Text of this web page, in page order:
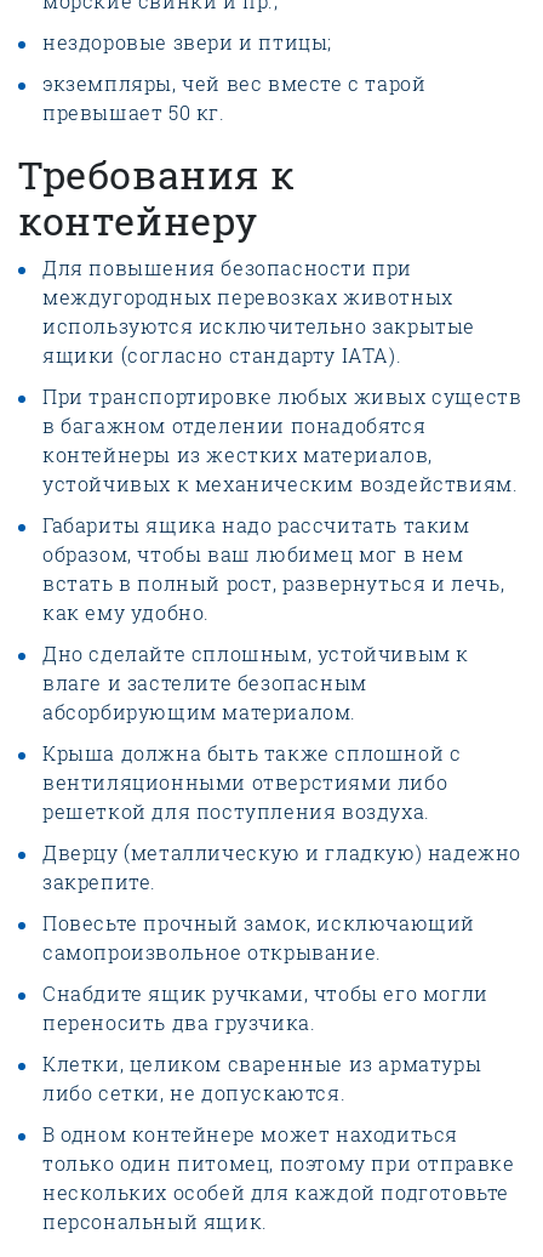
нездоровые звери и птицы;
экземпляры, чей вес вместе с тарой
превышает 50 кг.
Требования к
контейнеру
Для повышения безопасности при
междугородных перевозках животных
используются исключительно закрытые
ящики (согласно стандарту IATA).
При транспортировке любых живых существ
в багажном отделении понадобятся
контейнеры из жестких материалов,
устойчивых к механическим воздействиям.
Габариты ящика надо рассчитать таким
образом, чтобы ваш любимец мог в нем
встать в полный рост, развернуться и лечь,
как ему удобно.
Дно сделайте сплошным, устойчивым к
влаге и застелите безопасным
абсорбирующим материалом.
Крыша должна быть также сплошной с
вентиляционными отверстиями либо
решеткой для поступления воздуха.
Дверцу (металлическую и гладкую) надежно
закрепите.
Повесьте прочный замок, исключающий
самопроизвольное открывание.
Снабдите ящик ручками, чтобы его могли
переносить два грузчика.
Клетки, целиком сваренные из арматуры
либо сетки, не допускаются.
В одном контейнере может находиться
только один питомец, поэтому при отправке
нескольких особей для каждой подготовьте
персональный ящик.